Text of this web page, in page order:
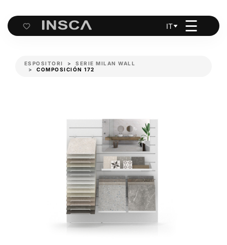
Cart
IT ☰
ESPOSITORI
SERIE MILAN WALL
COMPOSICIÓN 172